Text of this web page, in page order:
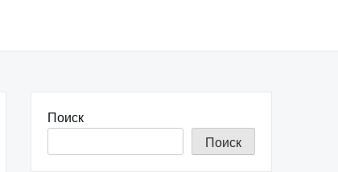
Поиск
Поиск